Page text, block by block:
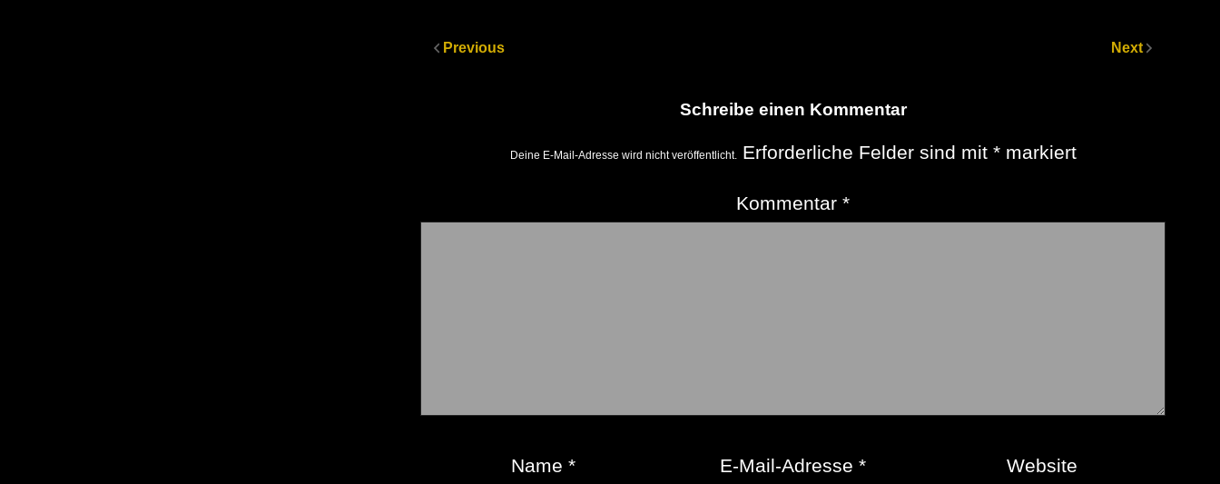
Previous Next
Schreibe einen Kommentar
Deine E-Mail-Adresse wird nicht veröffentlicht. Erforderliche Felder sind mit *markiert
Kommentar*
Name* E-Mail-Adresse* Website